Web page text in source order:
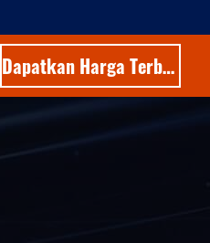
Dapatkan Harga Terbaik